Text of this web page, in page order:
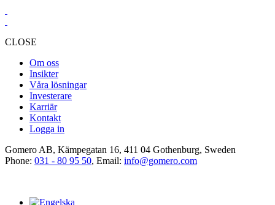
CLOSE
Om oss
Insikter
Våra lösningar
Investerare
Karriär
Kontakt
Logga in
Gomero AB, Kämpegatan 16, 411 04 Gothenburg, Sweden
Phone: 031 - 80 95 50, Email: info@gomero.com